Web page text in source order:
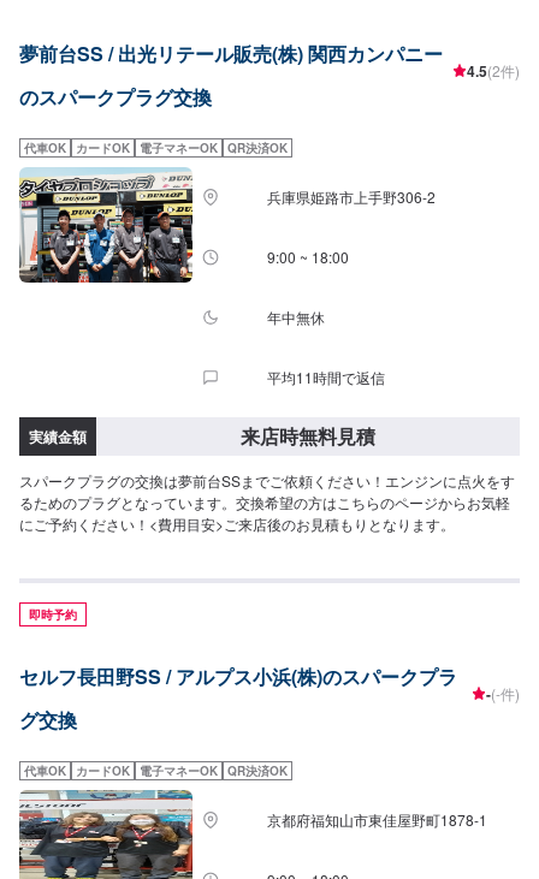
夢前台SS / 出光リテール販売(株) 関西カンパニー
のスパークプラグ交換
4.5(2件)
代車OK カードOK 電子マネーOK QR決済OK
兵庫県姫路市上手野306-2
9:00 ~ 18:00
年中無休
平均11時間で返信
実績金額 来店時無料見積
スパークプラグの交換は夢前台SSまでご依頼ください！エンジンに点火をす
るためのプラグとなっています。交換希望の方はこちらのページからお気軽
にご予約ください！<費用目安>ご来店後のお見積もりとなります。
即時予約
セルフ長田野SS / アルプス小浜(株)のスパークプラ
グ交換
-(-件)
代車OK カードOK 電子マネーOK QR決済OK
京都府福知山市東佳屋野町1878-1